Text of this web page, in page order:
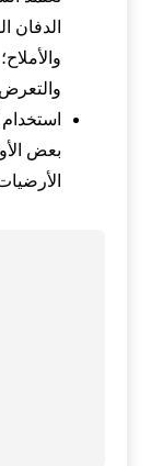
الدفان
بعض